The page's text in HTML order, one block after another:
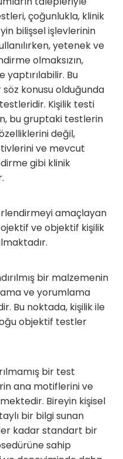
çoğunlukla, klinik
bilişsel işlevlerinin
yetenek ve
olmaksızın,
Bu
konusu olduğunda
Kişilik testi
bu gruptaki testlerin
değil,
ve mevcut
gibi klinik
amaçlayan
ve objektif kişilik
bir malzemenin
ve yorumlama
Bu noktada, kişilik ile
objektif testler
bir test
ana motiflerini ve
Bireyin kişisel
bir bilgi sunan
kadar standart bir
sahip